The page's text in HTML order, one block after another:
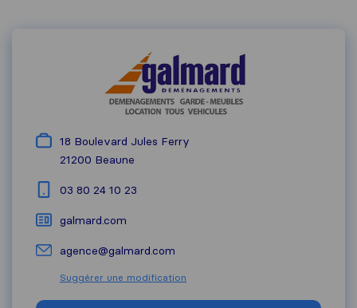
18 Boulevard Jules Ferry
21200 Beaune
03 80 24 10 23
galmard.com
agence@galmard.com
Suggérer une modification